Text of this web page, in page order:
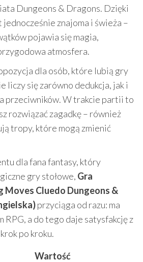
Dungeons & Dragons. Dzięki
znajoma i świeża –
pojawia się magia,
atmosfera.
dla osób, które lubią gry
liczy się zarówno dedukcja, jak i
przeciwników. W trakcie partii to
rozwiązać zagadkę – również
tropy, które mogą zmienić
dla fana fantasy, który
gry stołowe, Gra
Moves Cluedo Dungeons &
przyciąga od razu: ma
RPG, a do tego daje satysfakcję z
po kroku.
Wartość